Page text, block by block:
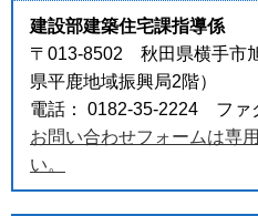
建設部建築住宅課指導係
〒013-8502 秋田県横手市
県平鹿地域振興局2階）
電話： 0182-35-2224 ファ
お問い合わせフォームは専
い。